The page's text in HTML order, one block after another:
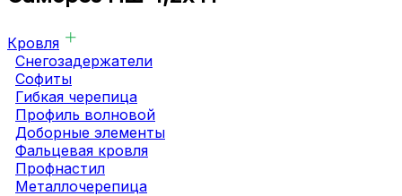
Кровля
Снегозадержатели
Софиты
Гибкая черепица
Профиль волновой
Доборные элементы
Фальцевая кровля
Профнастил
Металлочерепица